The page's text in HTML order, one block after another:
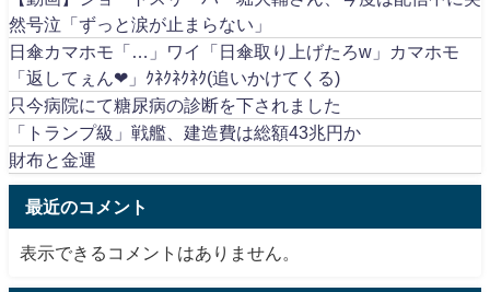
然号泣「ずっと涙が止まらない」
日傘カマホモ「…」ワイ「日傘取り上げたろw」カマホモ
「返してぇん❤」ｸﾈｸﾈｸﾈｸ(追いかけてくる)
只今病院にて糖尿病の診断を下されました
「トランプ級」戦艦、建造費は総額43兆円か
財布と金運
最近のコメント
表示できるコメントはありません。